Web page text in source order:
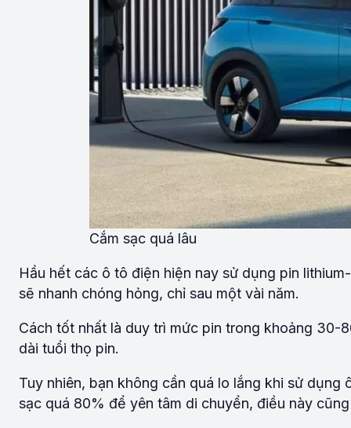
Cắm sạc quá lâu
Hầu hết các ô tô điện hiện nay sử dụng pin
sẽ nhanh chóng hỏng, chỉ sau một vài năm.
Cách tốt nhất là duy trì mức pin trong khoảng
dài tuổi thọ pin.
Tuy nhiên, bạn không cần quá lo lắng khi sử
sạc quá 80% để yên tâm di chuyển, điều này